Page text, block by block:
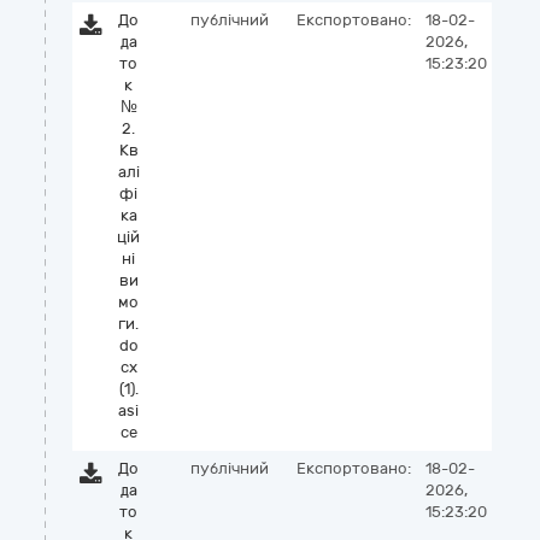
До
да
то
к
№
2.
Кв
алі
фі
ка
цій
ні
ви
мо
ги.
do
cx
(1).
asi
ce
публічний Експортовано:
18-02-
2026,
15:23:20
До
да
то
к
публічний Експортовано:
18-02-
2026,
15:23:20